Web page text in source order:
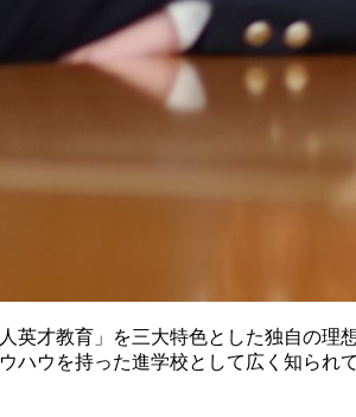
英才教育」を三大特色とした独自の
ハウを持った進学校として広く知られて